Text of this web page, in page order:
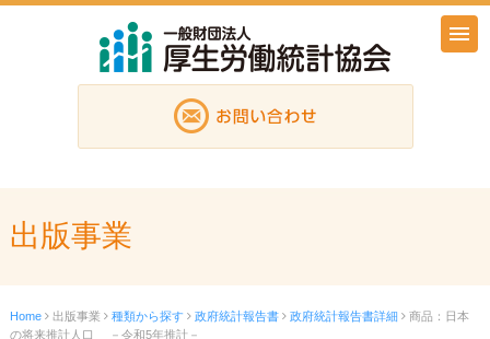
出版事業
Home 出版事業 種類から探す 政府統計報告書 政府統計報告書詳細 商品：日本
の将来推計人口 －令和5年推計－